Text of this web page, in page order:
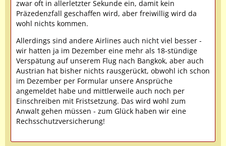
zwar oft in allerletzter Sekunde ein, damit kein
Präzedenzfall geschaffen wird, aber freiwillig wird da
wohl nichts kommen.
Allerdings sind andere Airlines auch nicht viel besser -
wir hatten ja im Dezember eine mehr als 18-stündige
Verspätung auf unserem Flug nach Bangkok, aber auch
Austrian hat bisher nichts rausgerückt, obwohl ich schon
im Dezember per Formular unsere Ansprüche
angemeldet habe und mittlerweile auch noch per
Einschreiben mit Fristsetzung. Das wird wohl zum
Anwalt gehen müssen - zum Glück haben wir eine
Rechsschutzversicherung!